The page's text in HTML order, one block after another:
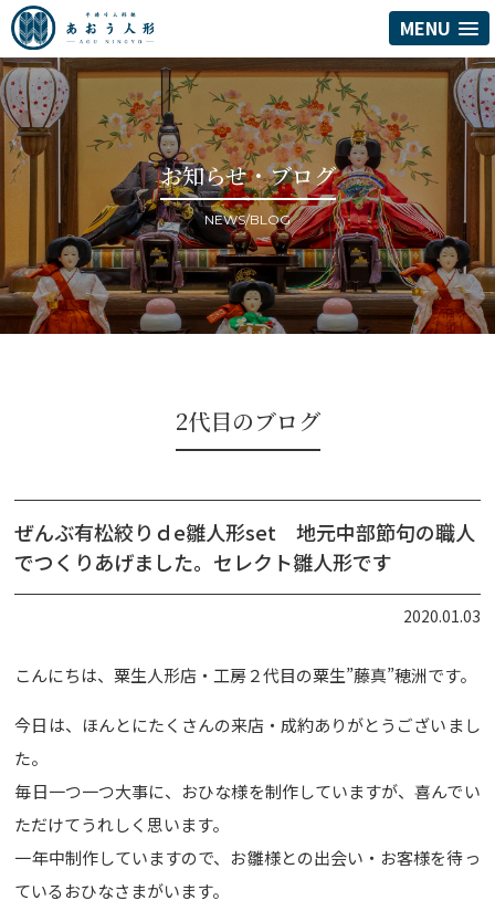
MENU
お知らせ・ブログ
NEWS/BLOG
2代目のブログ
ぜんぶ有松絞りｄe雛人形set 地元中部節句の職人
でつくりあげました。セレクト雛人形です
2020.01.03
こんにちは、粟生人形店・工房２代目の粟生”藤真”穂洲です。
今日は、ほんとにたくさんの来店・成約ありがとうございまし
た。
毎日一つ一つ大事に、おひな様を制作していますが、喜んでい
ただけてうれしく思います。
一年中制作していますので、お雛様との出会い・お客様を待っ
ているおひなさまがいます。